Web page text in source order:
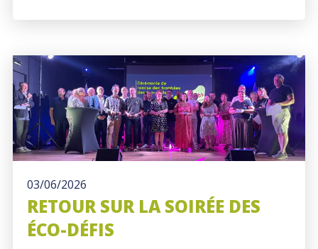
LE
JUIN
2026
03/06/2026
RETOUR SUR LA SOIRÉE DES
ÉCO-DÉFIS